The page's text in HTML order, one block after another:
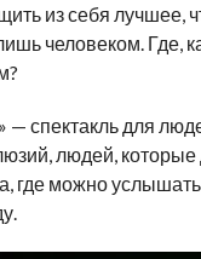
из себя лучшее,
человеком. Где,
спектакль для
людей, которые
где можно